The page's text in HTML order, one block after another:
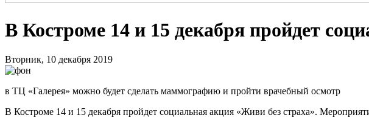
В Костроме 14 и 15 декабря пройдет
Вторник, 10 декабря 2019
в ТЦ «Галерея» можно будет сделать маммографию и пройти врачебный осмотр
В Костроме 14 и 15 декабря пройдет социальная акция «Живи без страха».